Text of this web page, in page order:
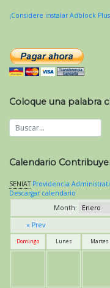
¡Considere instalar Adblock
Coloque una palabra
Calendario
SENIAT Providencia
Descargar calendario
Month:
« Prev
Domingo Lunes Martes